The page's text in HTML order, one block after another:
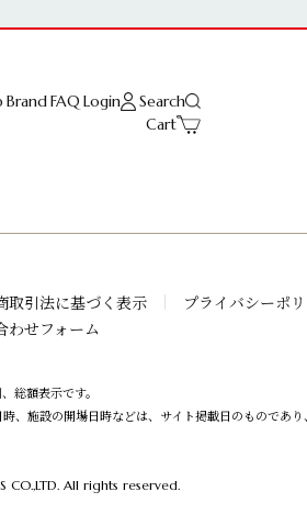
BrandFAQ Login
Search
Cart
取引法に基づく表示 プライバシーポ
わせフォーム
総額表示です。
、施設の開場日時などは、サイト掲載日のものであ
CO.,LTD. All rights reserved.